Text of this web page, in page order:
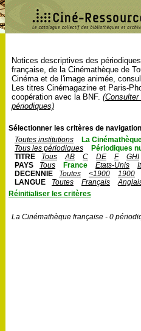
Notices descriptives des
française, de la Cinémathèque de
Cinéma et de l'image animée,
Les titres Cinémagazine et Paris-
coopération avec la BNF.
périodiques)
Sélectionner les critères de
Toutes institutions
La
Tous les périodiques
Périodiques
TITRE
Tous AB C DE F
GHI
PAYS
Tous France Etats-Unis
DECENNIE
Toutes <1900
1900
LANGUE
Toutes Français
Réinitialiser les critères
La Cinémathèque française - 0